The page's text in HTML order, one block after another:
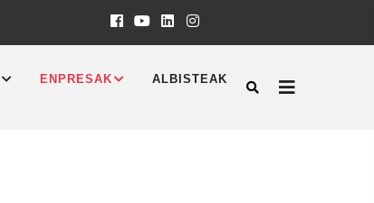
ENPRESAK ALBISTEAK